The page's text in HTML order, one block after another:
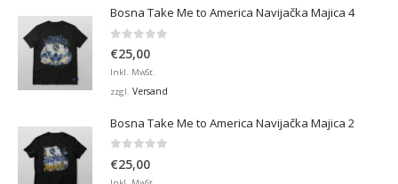
Bosna Take Me to America Navijačka Majica 4
0 von 5
€25,00
Inkl. MwSt.
zzgl. Versand
Bosna Take Me to America Navijačka Majica 2
€25,00